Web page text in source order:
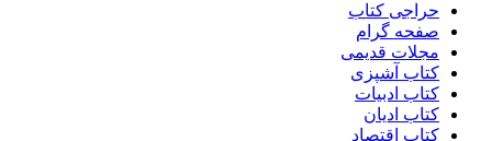
حراجی کتاب
صفحه گرام
مجلات قدیمی
کتاب آشپزی
کتاب ادبیات
کتاب ادیان
کتاب اقتصاد